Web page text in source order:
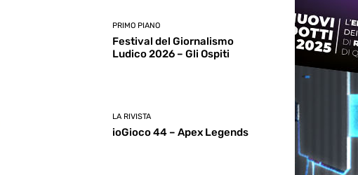
PRIMO PIANO
Festival del Giornalismo
Ludico 2026 – Gli Ospiti
LA RIVISTA
ioGioco 44 – Apex Legends